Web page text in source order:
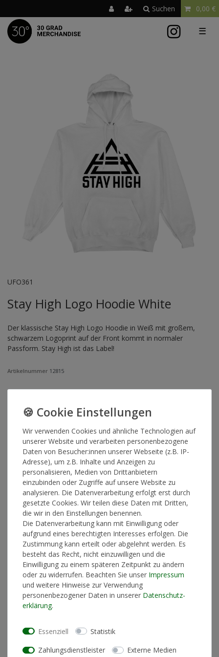
Suchen 0,00 €
☰
UFO361
Stay High Logo Hoodie White
Der klassische Stay High Logo Hoodie in Weiß mit großem,
schwarzem Logoprint auf der Front kommt in normaler
Passform. Stay High ist das Label!
Artikelnummer 12815
35,00 €*
Lieferzeit 1-3 Werktage
In den Warenkorb
* inkl. ges. MwSt. zzgl.
Produktinformationen
Künstlerinformationen
Polyester
Schnitt
Standard Fit (normale
Wir verwenden Cookies und ähnliche Technologien auf
unserer Website und verarbeiten personenbezogene
Daten von Besucher:innen unserer Webseite (z.B. IP-
Adresse), um z.B. Inhalte und Anzeigen zu
personalisieren, Medien von Drittanbietern
einzubinden oder Zugriffe auf unsere Website zu
analysieren. Die Datenverarbeitung erfolgt erst durch
gesetzte Cookies. Wir teilen diese Daten mit Dritten,
die wir in den Einstellungen benennen.
Die Datenverarbeitung kann mit Einwilligung oder
aufgrund eines berechtigten Interesses erfolgen. Die
Zustimmung kann erteilt oder abgelehnt werden. Es
besteht das Recht, nicht einzuwilligen und die
Einwilligung zu einem späteren Zeitpunkt zu ändern
oder zu widerrufen. Beachten Sie unser Impressum
und weitere Hinweise zur Verwendung
personenbezogener Daten in unserer Daten­schutz­
erklärung.
Essenziell Statistik
Zahlungsdienstleister Externe Medien